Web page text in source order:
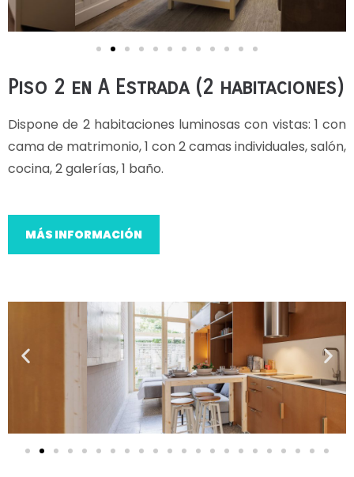
Piso 2 en A Estrada (2 habitaciones)
Dispone de 2 habitaciones luminosas con vistas: 1 con
cama de matrimonio, 1 con 2 camas individuales, salón,
cocina, 2 galerías, 1 baño.
MÁS INFORMACIÓN